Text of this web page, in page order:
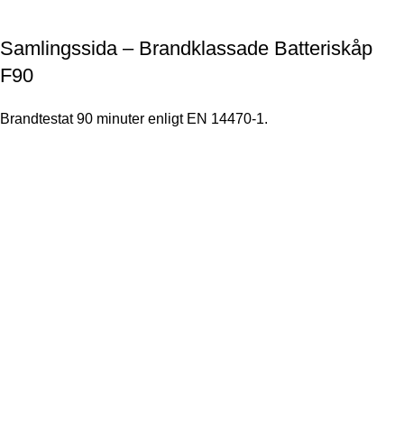
Samlingssida – Brandklassade Batteriskåp
F90
Brandtestat 90 minuter enligt EN 14470-1.